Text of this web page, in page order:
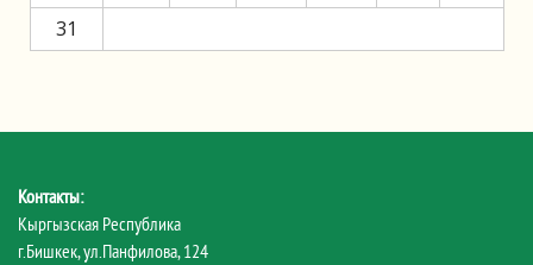
31
Контакты:
Кыргызская Республика
г.Бишкек, ул.Панфилова, 124